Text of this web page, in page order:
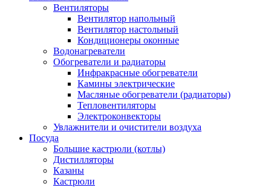
Вентиляторы
Вентилятор напольный
Вентилятор настольный
Кондиционеры оконные
Водонагреватели
Обогреватели и радиаторы
Инфракрасные обогреватели
Камины электрические
Масляные обогреватели (радиаторы)
Тепловентиляторы
Электроконвекторы
Увлажнители и очистители воздуха
Посуда
Большие кастрюли (котлы)
Дистилляторы
Казаны
Кастрюли